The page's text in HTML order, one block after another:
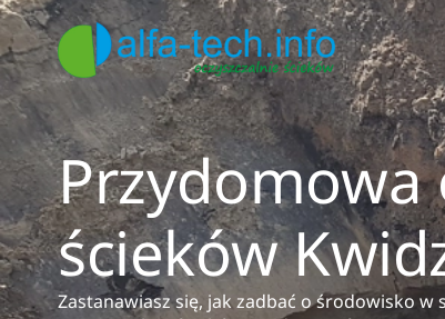
Przydomowa
ścieków
Zastanawiasz się, jak zadbać o środowisko